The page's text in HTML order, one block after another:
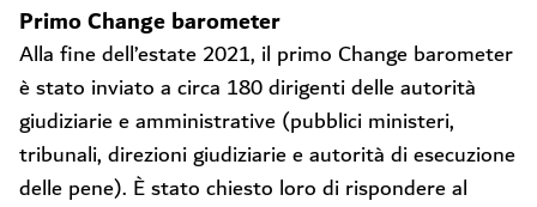
Primo Change barometer
Alla fine dell’estate 2021, il primo Change barometer
è stato inviato a circa 180 dirigenti delle autorità
giudiziarie e amministrative (pubblici ministeri,
tribunali, direzioni giudiziarie e autorità di esecuzione
delle pene). È stato chiesto loro di rispondere al